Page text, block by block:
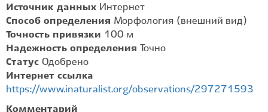
Источник данных Интернет
Способ определения Морфология (внешний вид)
Точность привязки 100 м
Надежность определения
Точно
Статус Одобрено
Интернет ссылка
https://www.inaturalist.org/observations/297271593
Комментарий